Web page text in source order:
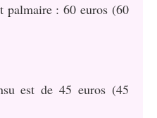
palmaire : 60 euros (60
est de 45 euros (45